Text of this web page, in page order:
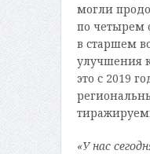
могли
по четырем
в старшем
улучшения
это с 2019
«У нас